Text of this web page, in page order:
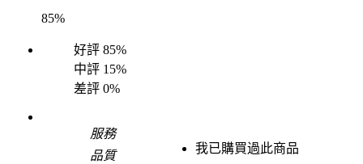
85%
好評 85%
中評 15%
差評 0%
服務
品質
我已購買過此商品